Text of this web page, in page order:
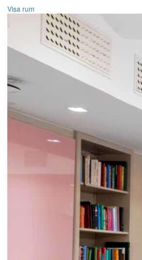
Visa rum